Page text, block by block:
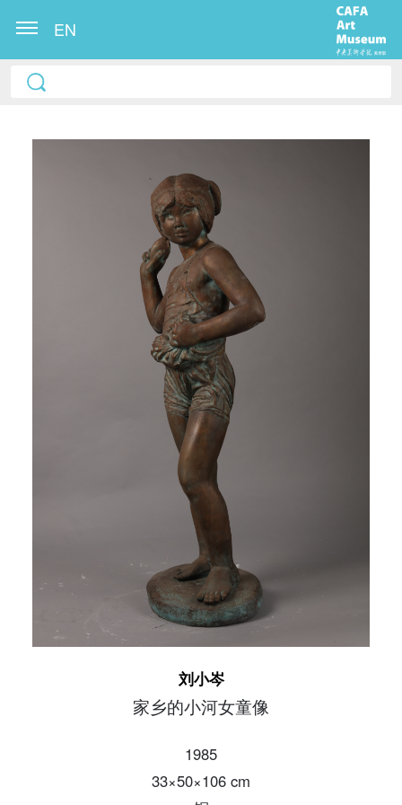
EN
刘小岑
家乡的小河女童像
1985
33×50×106 cm
快捷登录
手机号码将作为您的登录账号
验证码
登录
可使用雅昌艺术网会员账户登录